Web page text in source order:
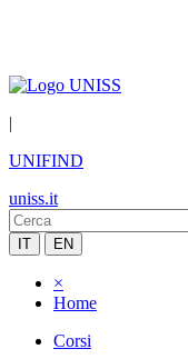
|
UNIFIND
uniss.it
IT EN
×
Home
Corsi